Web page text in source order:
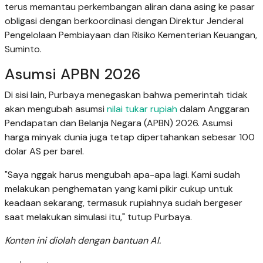
terus memantau perkembangan aliran dana asing ke pasar
obligasi dengan berkoordinasi dengan Direktur Jenderal
Pengelolaan Pembiayaan dan Risiko Kementerian Keuangan,
Suminto.
Asumsi APBN 2026
Di sisi lain, Purbaya menegaskan bahwa pemerintah tidak
akan mengubah asumsi nilai tukar rupiahdalam Anggaran
Pendapatan dan Belanja Negara (APBN) 2026. Asumsi
harga minyak dunia juga tetap dipertahankan sebesar 100
dolar AS per barel.
"Saya nggak harus mengubah apa-apa lagi. Kami sudah
melakukan penghematan yang kami pikir cukup untuk
keadaan sekarang, termasuk rupiahnya sudah bergeser
saat melakukan simulasi itu," tutup Purbaya.
Konten ini diolah dengan bantuan AI.